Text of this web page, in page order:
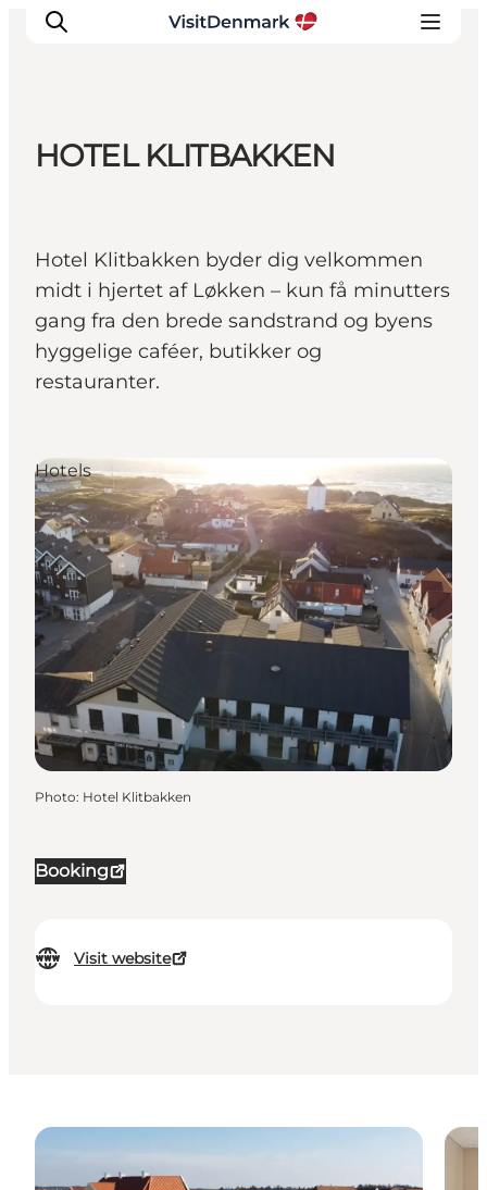
Things to do
Accommodation
Plan your trip
Events
HOTEL KLITBAKKEN
Hotel Klitbakken byder dig velkommen
midt i hjertet af Løkken – kun få minutters
gang fra den brede sandstrand og byens
hyggelige caféer, butikker og
restauranter.
Booking
Visit website
Hotels
Photo: Hotel Klitbakken